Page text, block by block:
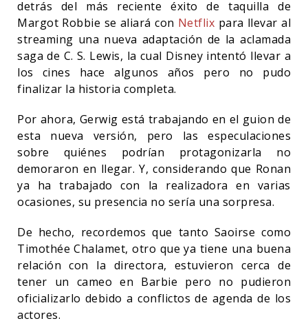
detrás del más reciente éxito de taquilla de
Margot Robbie se aliará con Netflix para llevar al
streaming una nueva adaptación de la aclamada
saga de C. S. Lewis, la cual Disney intentó llevar a
los cines hace algunos años pero no pudo
finalizar la historia completa.
Por ahora, Gerwig está trabajando en el guion de
esta nueva versión, pero las especulaciones
sobre quiénes podrían protagonizarla no
demoraron en llegar. Y, considerando que Ronan
ya ha trabajado con la realizadora en varias
ocasiones, su presencia no sería una sorpresa.
De hecho, recordemos que tanto Saoirse como
Timothée Chalamet, otro que ya tiene una buena
relación con la directora, estuvieron cerca de
tener un cameo en Barbie pero no pudieron
oficializarlo debido a conflictos de agenda de los
actores.